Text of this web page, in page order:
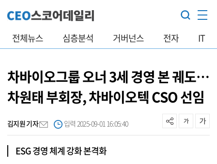
전체뉴스 심층분석 거버넌스 전자 IT
차바이오그룹 오너 3세 경영 본 궤도…
차원태 부회장, 차바이오텍 CSO 선임
김지원 기자 입력 2025-09-01 16:05:40
ESG 경영 체계 강화 본격화